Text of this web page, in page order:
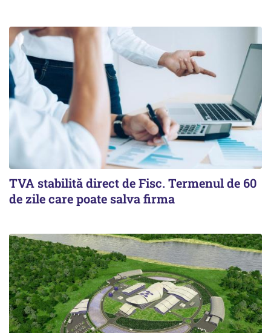
TVA stabilită direct de Fisc. Termenul de 60
de zile care poate salva firma